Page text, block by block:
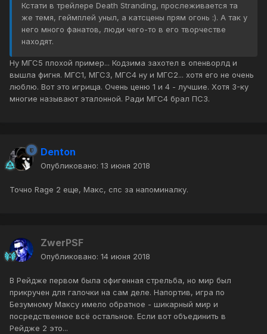
Кстати в трейлере Death Stranding, прослеживается та
же темя, геймплей уныл, а катсцены прям огонь :). А так у
него много фанатов, люди чего-то в его творчестве
находят.
Ну МГС5 плохой пример... Кодзима захотел в опенворлд и
вышла фигня. МГС1, МГС3, МГС4 ну и МГС2... хотя его не очень
люблю. Вот это игрища. Очень ценю 1 и 4 - лучшие. Хотя 3-ку
многие называют эталонной. Ради МГС4 брал ПС3.
Denton
Опубликовано: 13 июня 2018
Точно Rage 2 еще, Макс, спс за напоминалку.
ZwerPSF
Опубликовано: 14 июня 2018
В Рейдже первом была офигенная стрельба, но мир был
прикручен для галочки на сам деле. Напортив, игра по
Безумному Максу имело обратное - шикарный мир и
посредственное всё остальное. Если вот объединить в
Рейдже 2 это...